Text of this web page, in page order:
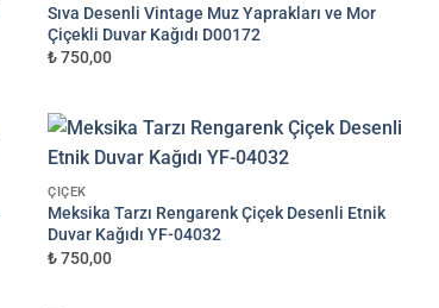
Sıva Desenli Vintage Muz Yaprakları ve Mor
Çiçekli Duvar Kağıdı D00172
₺ 750,00
ÇIÇEK
Meksika Tarzı Rengarenk Çiçek Desenli Etnik
Duvar Kağıdı YF-04032
₺ 750,00